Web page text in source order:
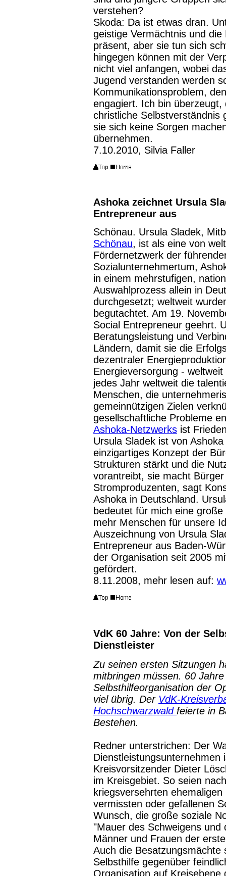
verstehen?
Skoda: Da ist etwas dran.
geistige Vermächtnis und
präsent, aber sie tun sich
hingegen können mit der
nicht viel anfangen, wobei
Jugend verstanden werden
Kommunikationsproblem,
engagiert. Ich bin
christliche Selbstverständnis
sie sich keine Sorgen
übernehmen.
7.10.2010, Silvia Faller
Ashoka zeichnet Ursula
Entrepreneur aus
Schönau. Ursula Sladek,
Schönau, ist als eine von
Fördernetzwerk der
Sozialunternehmertum,
in einem mehrstufigen,
Auswahlprozess allein in
durchgesetzt; weltweit
begutachtet. Am 19.
Social Entrepreneur geehrt.
Beratungsleistung und
Ländern, damit sie die
dezentraler
Energieversorgung -
jedes Jahr weltweit die
Menschen, die
gemeinnützigen Zielen
gesellschaftliche Probleme
Ashoka-Netzwerks ist
Ursula Sladek ist von
einzigartiges Konzept der
Strukturen stärkt und die
vorantreibt, sie macht
Stromproduzenten, sagt
Ashoka in Deutschland.
bedeutet für mich eine
mehr Menschen für unsere
Auszeichnung von Ursula
Entrepreneur aus Baden-
der Organisation seit 2005
gefördert.
8.11.2008, mehr lesen auf:
VdK 60 Jahre: Von der
Dienstleister
Zu seinen ersten Sitzungen
mitbringen müssen. 60
Selbsthilfeorganisation der
viel übrig. Der VdK-
Hochschwarzwald feierte in
Bestehen.
Redner unterstrichen: Der
Dienstleistungsunternehmen
Kreisvorsitzender Dieter
im Kreisgebiet. So seien
kriegsversehrten
vermissten oder gefallenen
Wunsch, die große soziale
"Mauer des Schweigens und
Männer und Frauen der
Auch die Besatzungsmächte
Selbsthilfe gegenüber
Organisation auf